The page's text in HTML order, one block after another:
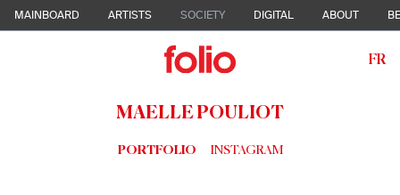
MAINBOARD ARTISTS SOCIETY DIGITAL ABOUT
FR
MAELLE POULIOT
PORTFOLIO INSTAGRAM